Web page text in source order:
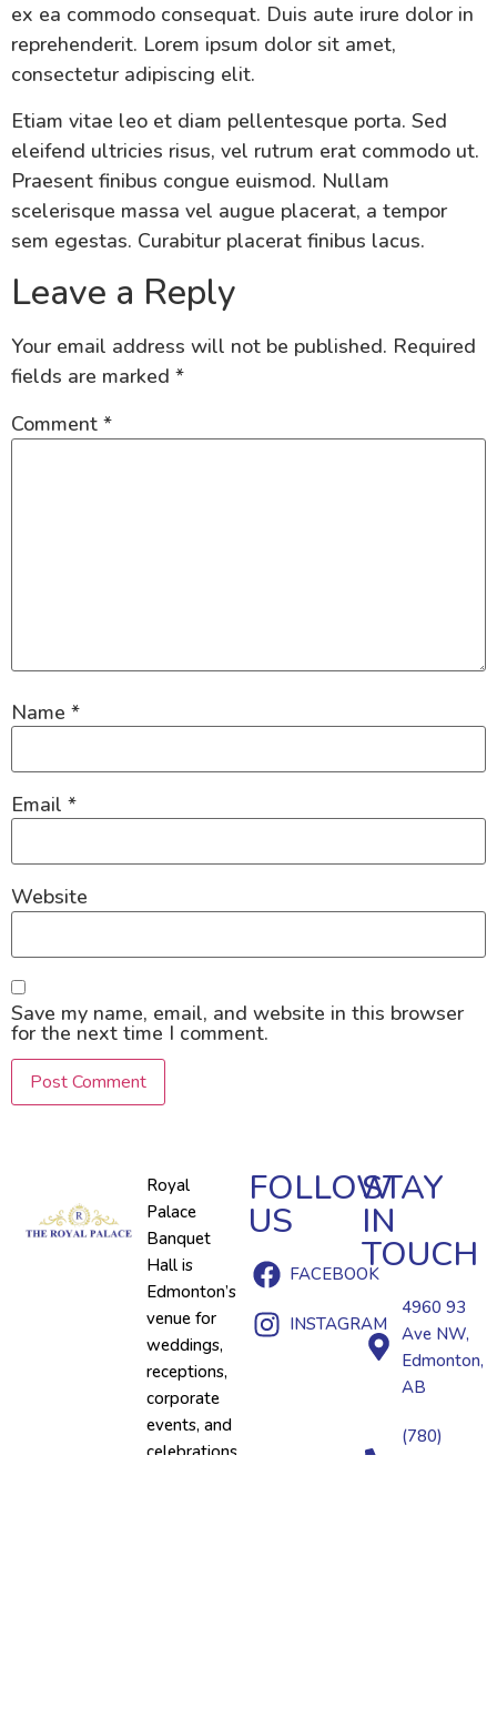
ex ea commodo consequat. Duis aute irure dolor in
reprehenderit. Lorem ipsum dolor sit amet,
consectetur adipiscing elit.
Etiam vitae leo et diam pellentesque porta. Sed
eleifend ultricies risus, vel rutrum erat commodo ut.
Praesent finibus congue euismod. Nullam
scelerisque massa vel augue placerat, a tempor
sem egestas. Curabitur placerat finibus lacus.
Leave a Reply
Your email address will not be published. Required
fields are marked *
Comment *
Name *
Email *
Website
Save my name, email, and website in this browser
for the next time I comment.
Royal
Palace
Banquet
Hall is
Edmonton’s
venue for
weddings,
receptions,
corporate
events, and
celebrations
FOLLOW
US
FACEBOOK
INSTAGRAM
STAY
IN
TOUCH
4960 93
Ave NW,
Edmonton,
AB
(780)